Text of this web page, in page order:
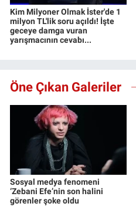
Kim Milyoner Olmak İster'de 1
milyon TL'lik soru açıldı! İşte
geceye damga vuran
yarışmacının cevabı...
Öne Çıkan Galeriler
Sosyal medya fenomeni
‘Zebani Efe’nin son halini
görenler şoke oldu